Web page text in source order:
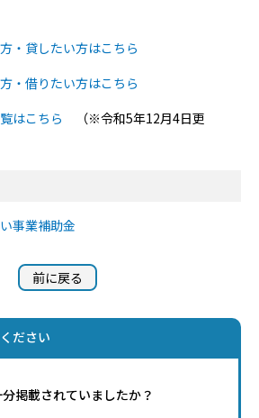
・貸したい方はこちら
・借りたい方はこちら
はこちら （※令和5年12月4日更
事業補助金
前に戻る
ださい
掲載されていましたか？